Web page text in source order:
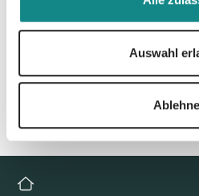
Auswahl